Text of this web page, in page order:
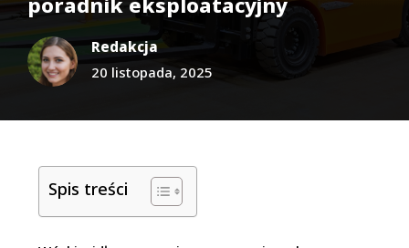
Redakcja
20 listopada, 2025
Spis treści